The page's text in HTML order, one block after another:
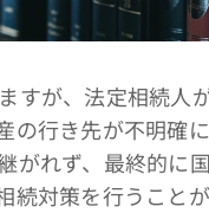
すが、法定相続人
の行き先が不明確
がれず、最終的に
対策を行うことが